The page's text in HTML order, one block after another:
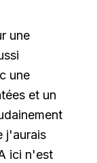
une
une
et un
j'aurais
ici n'est